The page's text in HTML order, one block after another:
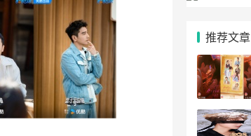
推荐文章